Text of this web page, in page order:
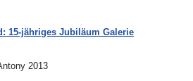
15-jähriges Jubiläum Galerie
2013